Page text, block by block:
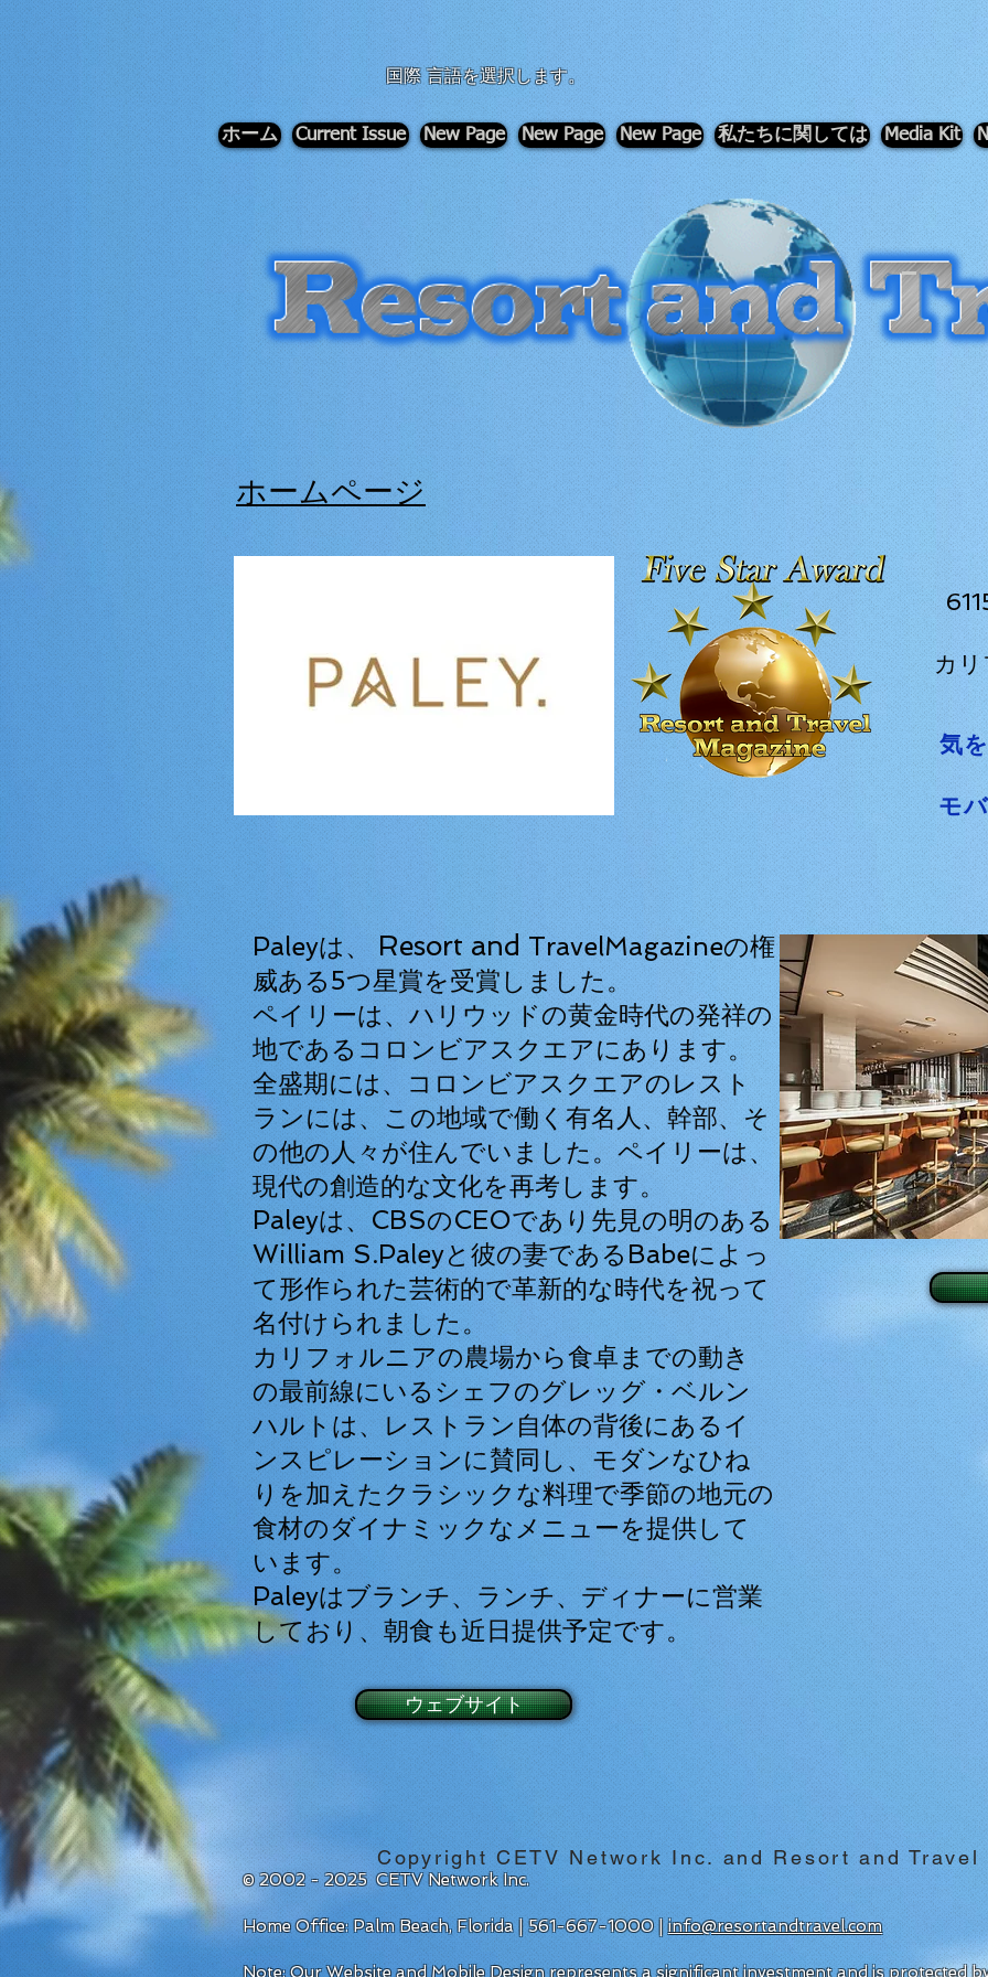
div id="myCodeElement"> div id="myCodeElement">
国際 言語を選択します。
ホーム Current Issue New Page New Page New Page 私たちに関しては Media Kit
-
カ
ホームページ
気
モ
Paleyは、 Resort and TravelMagazineの権
威ある5つ星賞を受賞しました。
ペイリーは、ハリウッドの黄金時代の発祥の
地であるコロンビアスクエアにあります。
全盛期には、コロンビアスクエアのレスト
ランには、この地域で働く有名人、幹部、そ
の他の人々が住んでいました。ペイリーは、
現代の創造的な文化を再考します。
Paleyは、CBSのCEOであり先見の明のある
William S.Paleyと彼の妻であるBabeによっ
て形作られた芸術的で革新的な時代を祝って
名付けられました。
カリフォルニアの農場から食卓までの動き
の最前線にいるシェフのグレッグ・ベルン
ハルトは、レストラン自体の背後にあるイ
ンスピレーションに賛同し、モダンなひね
りを加えたクラシックな料理で季節の地元の
食材のダイナミックなメニューを提供して
います。
Paleyはブランチ、ランチ、ディナーに営業
しており、朝食も近日提供予定です。
ウェブサイト
Copyright CETV Network Inc. and Resort and Travel
© 2002 - 2025 CETV Network Inc.
Home Office: Palm Beach, Florida | 561-667-1000 |info@resortandtravel.com
Note: Our Website and Mobile Design represents a significant investment and is protected